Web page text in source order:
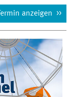
Termin anzeigen